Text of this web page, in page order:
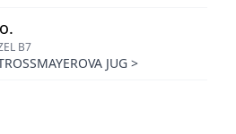
B7
JUG >